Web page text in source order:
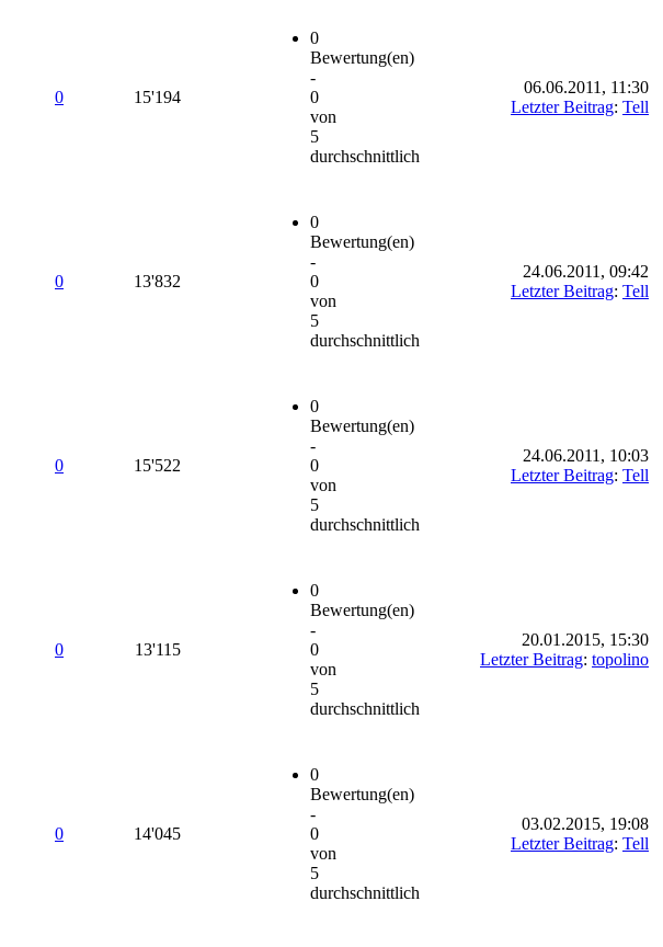
0 15'194
0
Bewertung(en)
-
0
von
5
durchschnittlich
06.06.2011, 11:30
Letzter Beitrag: Tell
0 13'832
0
Bewertung(en)
-
0
von
5
durchschnittlich
24.06.2011, 09:42
Letzter Beitrag: Tell
0 15'522
0
Bewertung(en)
-
0
von
5
durchschnittlich
24.06.2011, 10:03
Letzter Beitrag: Tell
0 13'115
0
Bewertung(en)
-
0
von
5
durchschnittlich
20.01.2015, 15:30
Letzter Beitrag: topolino
0 14'045
0
Bewertung(en)
-
0
von
5
durchschnittlich
03.02.2015, 19:08
Letzter Beitrag: Tell